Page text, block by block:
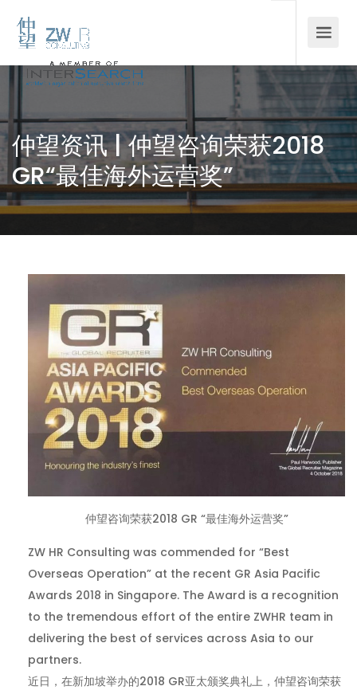
仲望资讯 | 仲望咨询荣获2018
GR“最佳海外运营奖”
仲望咨询荣获2018 GR “最佳海外运营奖”
ZW HR Consulting was commended for “Best
Overseas Operation” at the recent GR Asia Pacific
Awards 2018 in Singapore. The Award is a recognition
to the tremendous effort of the entire ZWHR team in
delivering the best of services across Asia to our
partners.
近日，在新加坡举办的2018 GR亚太颁奖典礼上，仲望咨询荣获